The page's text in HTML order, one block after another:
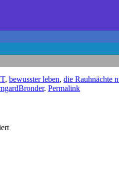
, bewusster leben, die Rauhnächte
. Permalink